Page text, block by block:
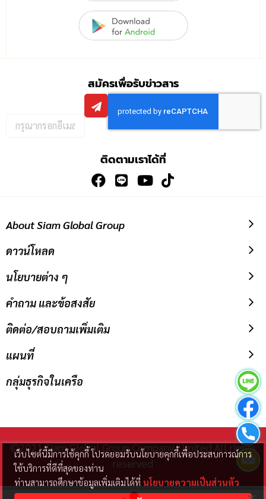
เว็บไซต์นี้มีการใช้คุกกี้ โปรดยอมรับนโยบายคุกกี้เพื่อประสบการณ์การ
ใช้บริการที่ดีที่สุดของท่าน
ท่านสามารถศึกษาข้อมูลเพิ่มเติมได้ที่ นโยบายความเป็นส่วนตัว
สมัครเพื่อรับข่าวสาร
กรอก
อีเมล
ติดตามเราได้ที่
About Siam Global Group
ดาวน์โหลด
นโยบายต่าง ๆ
คำถาม และข้อสงสัย
ติดต่อ/สอบถามเพิ่มเติม
แผนที่
กลุ่มธุรกิจในเครือ
©2021 Siam Global Group Company Limited All rights
reserved